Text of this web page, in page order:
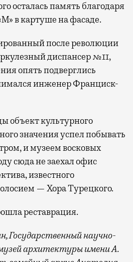
осталась память благодаря
в картуше на фасаде.
после революции
диспансер №11,
опять подверглись
инженер Франциск-
объект культурного
значения успел побывать
и музеем восковых
сюда не заехал офис
известного
— Хора Турецкого.
реставрация.
Государственный научно-
архитектуры имени А.